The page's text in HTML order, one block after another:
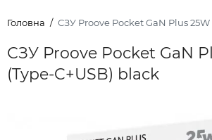
Головна СЗУ Proove Pocket GaN Plus 25W
СЗУ Proove Pocket GaN
(Type-C+USB) black